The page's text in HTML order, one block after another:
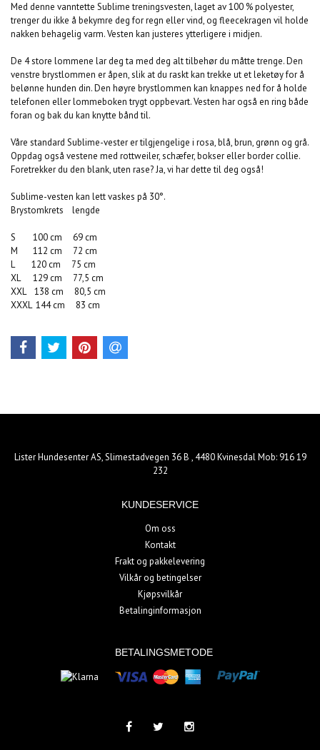
Med denne vanntette Sublime treningsvesten, laget av 100 % polyester,
trenger du ikke å bekymre deg for regn eller vind, og fleecekragen vil holde
nakken behagelig varm. Vesten kan justeres ytterligere i midjen.
De 4 store lommene lar deg ta med deg alt tilbehør du måtte trenge. Den
venstre brystlommen er åpen, slik at du raskt kan trekke ut et leketøy for å
belønne hunden din. Den høyre brystlommen kan knappes ned for å holde
telefonen eller lommeboken trygt oppbevart. Vesten har også en ring både
foran og bak du kan knytte bånd til.
Våre standard Sublime-vester er tilgjengelige i rosa, blå, brun, grønn og grå.
Oppdag også vestene med rottweiler, schæfer, bokser eller border collie.
Foretrekker du den blank, uten rase? Ja, vi har dette til deg også!
Sublime-vesten kan lett vaskes på 30°.
Brystomkrets lengde
S 100 cm 69 cm
M 112 cm 72 cm
L 120 cm 75 cm
XL 129 cm 77,5 cm
XXL 138 cm 80,5 cm
XXXL 144 cm 83 cm
Lister Hundesenter AS, Slimestadvegen 36 B , 4480 Kvinesdal Mob: 916 19
232
KUNDESERVICE
Om oss
Kontakt
Frakt og pakkelevering
Vilkår og betingelser
Kjøpsvilkår
Betalinginformasjon
BETALINGSMETODE